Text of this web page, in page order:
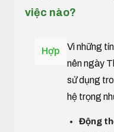
việc nào?
Hợp
Vì những
nên ngày
sử dụng
hệ trọng
Động